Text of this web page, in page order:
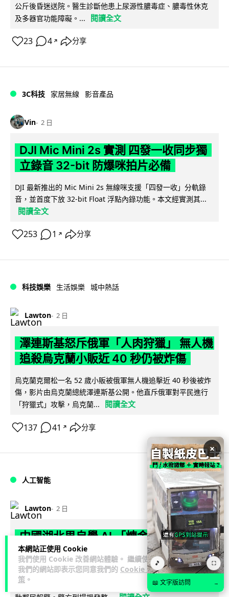
本網站正使用 Cookie
我們使用 Cookie 改善網站體驗。 繼續使用
我們的網站即表示您同意我們的 Cookie 政
策 。
公斤後昏迷送院。醫生診斷他患上尿源性膿毒症、膿毒性休克
及多器官功能障礙。...
閱讀全文
23 4 ↗ 分享
3C科技 家居無線 影音產品
Vin 2 日
DJI Mic Mini 2s 實測 四發一收同步獨
立錄音 32-bit 防爆咪拍片必備
DJI 最新推出的 Mic Mini 2s 無線咪支援「四發一收」分軌錄
音，並首度下放 32-bit Float 浮點內錄功能。本文經實測其...
閱讀全文
253 1 ↗ 分享
科技娛樂 生活娛樂 城中熱話
Lawton 2 日
澤連斯基怒斥俄軍「人肉狩獵」 無人機
追殺烏克蘭小販近 40 秒仍被炸傷
烏克蘭克爾松一名 52 歲小販被俄軍無人機追擊近 40 秒後被炸
傷，影片由烏克蘭總統澤連斯基公開。他直斥俄軍對平民進行
「狩獵式」攻擊，烏克蘭...
閱讀全文
137 41 ↗ 分享
人工智能
Lawton 2 日
中國湖北男自學 AI 「煉金術」 屋內煉
金冒濃煙驚動全區
中國湖北黃石一名男子見金價高企，利用 AI 自學提煉黃金，在
租住單位私設高壓爐及作坊冶煉，過程產生大量刺鼻濃煙，驚
×
🎵 ⛶
📖 文字版訪問 →